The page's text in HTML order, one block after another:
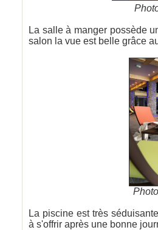
La salle à manger possède
salon la vue est belle grâce
La piscine est très
à s'offrir après une bonne